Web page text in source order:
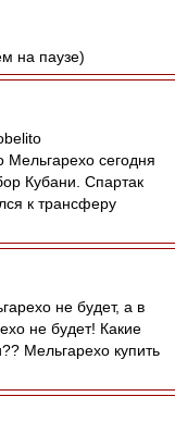
на паузе)
сегодня
Кубани. Спартак
к трансферу
не будет, а в
не будет! Какие
Мельгарехо купить